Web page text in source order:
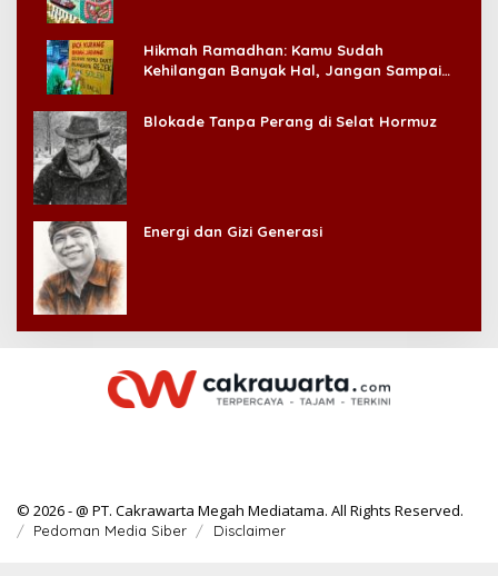
Hikmah Ramadhan: Kamu Sudah
Kehilangan Banyak Hal, Jangan Sampai
Blokade Tanpa Perang di Selat Hormuz
Energi dan Gizi Generasi
© 2026 - @ PT. Cakrawarta Megah Mediatama. All Rights Reserved.
Pedoman Media Siber Disclaimer